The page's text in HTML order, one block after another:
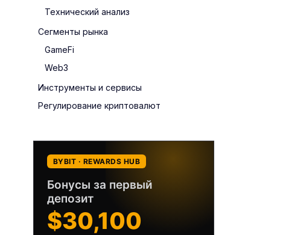
Технический анализ
Сегменты рынка
GameFi
Web3
Инструменты и сервисы
Регулирование криптовалют
BYBIT · REWARDS HUB
Бонусы за первый
депозит
$30,100